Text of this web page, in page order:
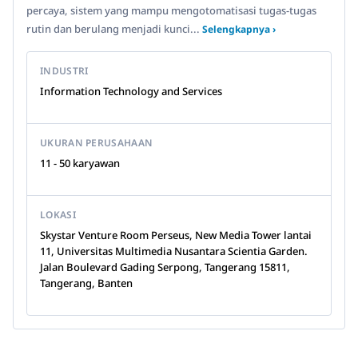
percaya, sistem yang mampu mengotomatisasi tugas-tugas
rutin dan berulang menjadi kunci... Selengkapnya ›
INDUSTRI
Information Technology and Services
UKURAN PERUSAHAAN
11 - 50 karyawan
LOKASI
Skystar Venture Room Perseus, New Media Tower lantai
11, Universitas Multimedia Nusantara Scientia Garden.
Jalan Boulevard Gading Serpong, Tangerang 15811,
Tangerang, Banten